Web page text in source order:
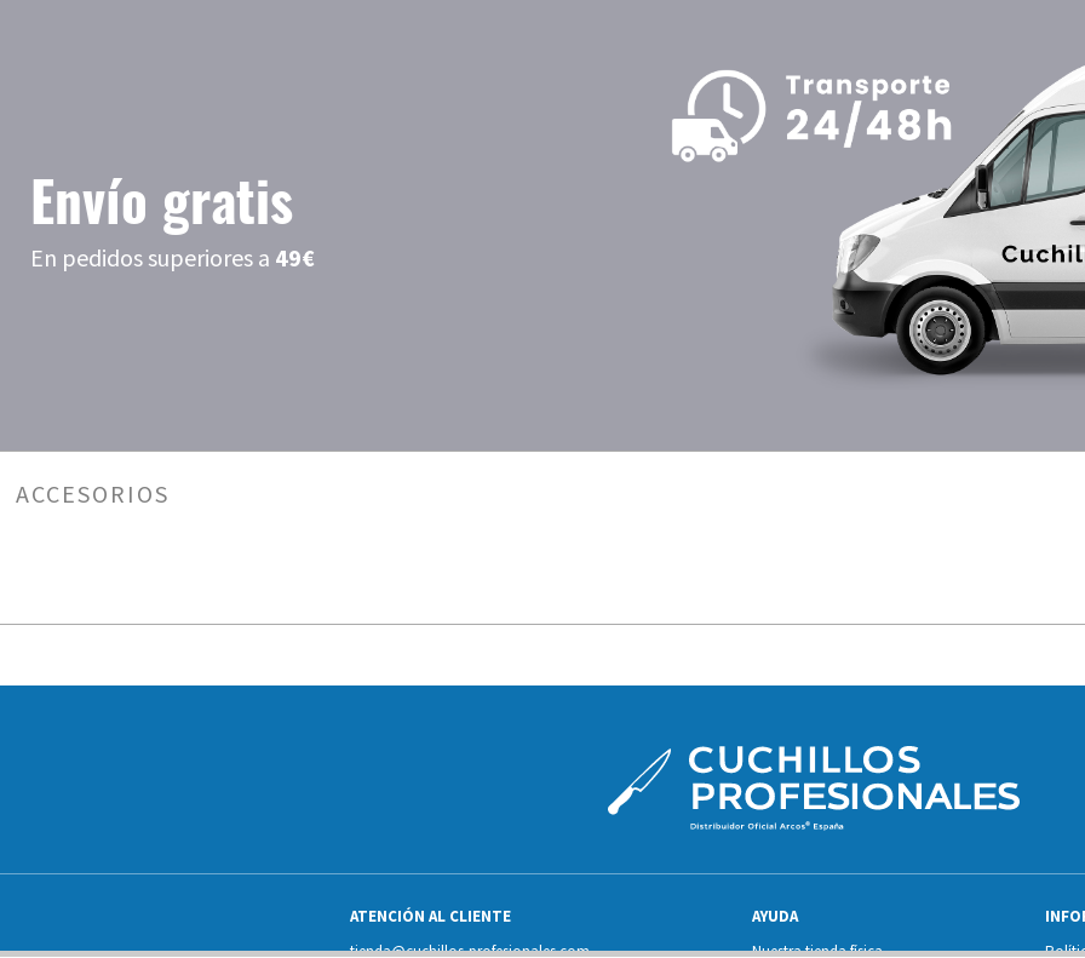
Envío gratis
En pedidos superiores a 49€
ACCESORIOS
ATENCIÓN AL CLIENTE
tienda@cuchillos-profesionales.com
AYUDA
Nuestra tienda física